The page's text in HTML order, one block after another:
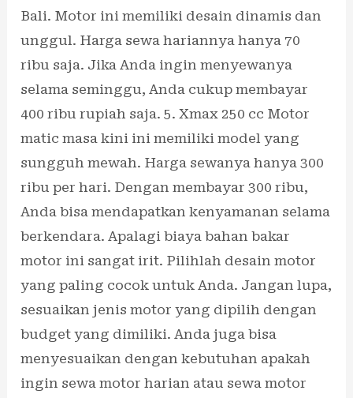
Bali. Motor ini memiliki desain dinamis dan
unggul. Harga sewa hariannya hanya 70
ribu saja. Jika Anda ingin menyewanya
selama seminggu, Anda cukup membayar
400 ribu rupiah saja. 5. Xmax 250 cc Motor
matic masa kini ini memiliki model yang
sungguh mewah. Harga sewanya hanya 300
ribu per hari. Dengan membayar 300 ribu,
Anda bisa mendapatkan kenyamanan selama
berkendara. Apalagi biaya bahan bakar
motor ini sangat irit. Pilihlah desain motor
yang paling cocok untuk Anda. Jangan lupa,
sesuaikan jenis motor yang dipilih dengan
budget yang dimiliki. Anda juga bisa
menyesuaikan dengan kebutuhan apakah
ingin sewa motor harian atau sewa motor